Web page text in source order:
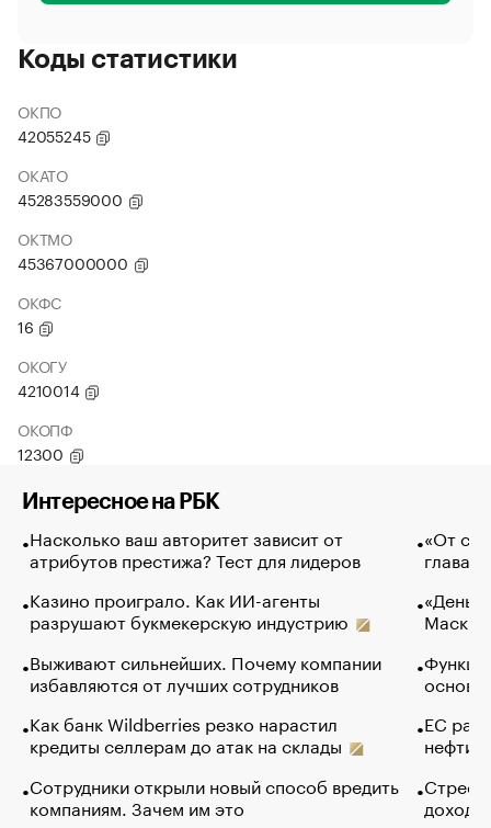
Коды статистики
ОКПО
42055245
ОКАТО
45283559000
ОКТМО
45367000000
ОКФС
16
ОКОГУ
4210014
ОКОПФ
12300
Интересное на РБК
Насколько ваш авторитет зависит от
атрибутов престижа? Тест для лидеров
Казино проиграло. Как ИИ-агенты
разрушают букмекерскую индустрию
Выживают сильнейших. Почему компании
избавляются от лучших сотрудников
Как банк Wildberries резко нарастил
кредиты селлерам до атак на склады
Сотрудники открыли новый способ вредить
компаниям. Зачем им это
«От
глава
Маск в
основ
ЕС
нефти